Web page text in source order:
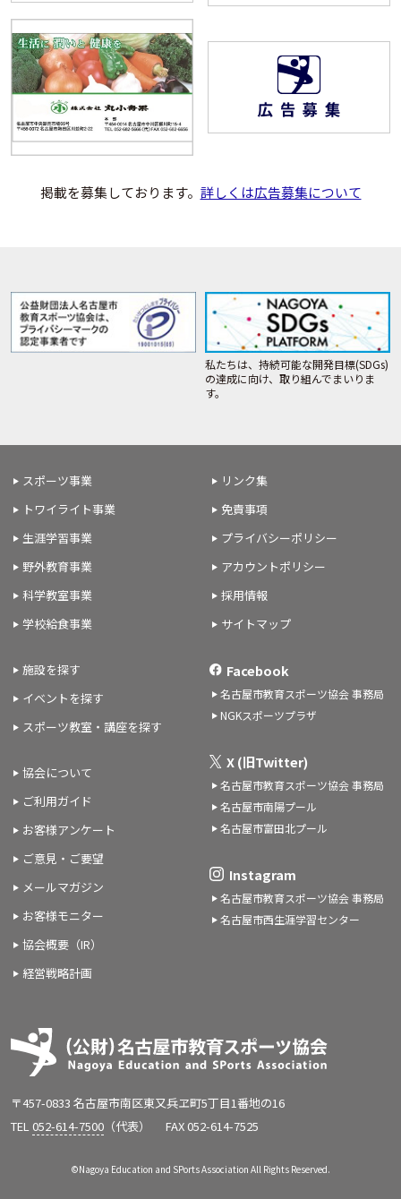
掲載を募集しております。 詳しくは広告募集について
私たちは、持続可能な開発目標(SDGs)
の達成に向け、取り組んでまいりま
す。
スポーツ事業
トワイライト事業
生涯学習事業
野外教育事業
科学教室事業
学校給食事業
施設を探す
イベントを探す
スポーツ教室・講座を探す
協会について
ご利用ガイド
お客様アンケート
ご意見・ご要望
メールマガジン
お客様モニター
協会概要（IR）
経営戦略計画
リンク集
免責事項
プライバシーポリシー
アカウントポリシー
採用情報
サイトマップ
Facebook
名古屋市教育スポーツ協会 事務局
NGKスポーツプラザ
X (旧Twitter)
名古屋市教育スポーツ協会 事務局
名古屋市南陽プール
名古屋市富田北プール
Instagram
名古屋市教育スポーツ協会 事務局
名古屋市西生涯学習センター
〒457-0833 名古屋市南区東又兵ヱ町5丁目1番地の16
TEL 052-614-7500（代表） FAX 052-614-7525
©Nagoya Education and SPorts Association All Rights Reserved.